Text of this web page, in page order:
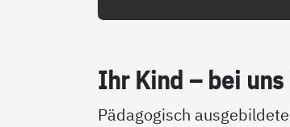
Ihr Kind – bei
Pädagogisch